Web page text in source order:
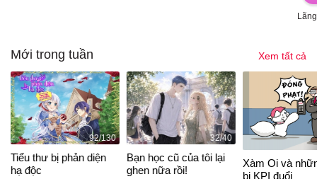
Mới trong tuần Xem tất cả
92/130
Tiểu thư bị phản diện
hạ độc
32/40
Bạn học cũ của tôi lại
ghen nữa rồi!
Xàm Oi và
bị KPI đuổi